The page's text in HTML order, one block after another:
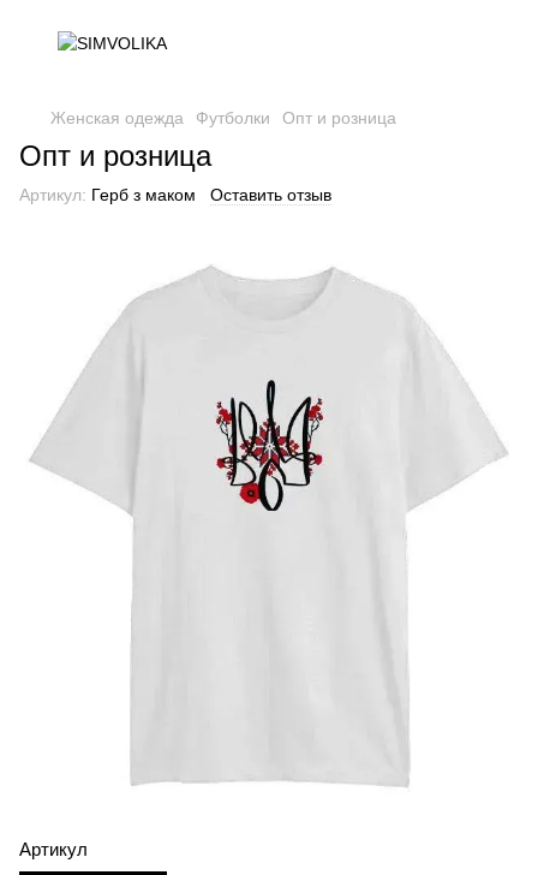
Женская одежда Футболки Опт и розница
Опт и розница
Артикул: Герб з маком Оставить отзыв
Артикул